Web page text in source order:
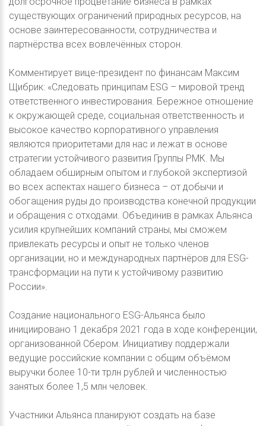
существующих ограничений природных ресурсов, на
основе заинтересованности, сотрудничества и
партнёрства всех вовлечённых сторон.
Комментирует вице-президент по финансам Максим
Щибрик: «Следовать принципам ESG – мировой тренд
ответственного инвестирования. Бережное отношение
к окружающей среде, социальная ответственность и
высокое качество корпоративного управления
являются приоритетами для нас и лежат в основе
стратегии устойчивого развития Группы РМК. Мы
обладаем обширным опытом и глубокой экспертизой
во всех аспектах нашего бизнеса – от добычи и
обогащения руды до производства конечной продукции
и обращения с отходами. Объединив в рамках Альянса
усилия крупнейших компаний страны, мы сможем
привлекать ресурсы и опыт не только членов
организации, но и международных партнёров для ESG-
трансформации на пути к устойчивому развитию
России».
Создание национального ESG-Альянса было
инициировано 1 декабря 2021 года в ходе конференции,
организованной Сбером. Инициативу поддержали
ведущие российские компании с общим объёмом
выручки более 10-ти трлн рублей и численностью
занятых более 1,5 млн человек.
Участники Альянса планируют создать на базе